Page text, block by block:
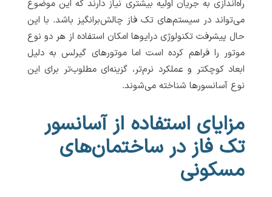
راه‌اندازی به جریان اولیه بیشتری نیاز دارند که این موضوع
می‌تواند در سیستم‌های تک فاز چالش‌برانگیز باشد. با این
حال پیشرفت تکنولوژی درایوها امکان استفاده از هر دو نوع
موتور را فراهم کرده است اما موتورهای گیرلس به دلیل
ابعاد کوچکتر و عملکرد نرم‌تر، گزینه‌ای مطلوب‌تر برای این
نوع آسانسورها شناخته می‌شوند.
مزایای استفاده از آسانسور
تک فاز در ساختمان‌های
مسکونی